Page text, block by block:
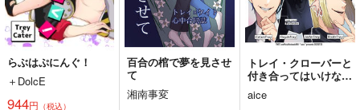
らぶはぷにんぐ！
＋DolcE
944円 （税込）
百合の棺で夢を見させ
て
湘南事変
トレイ・クローバーと
付き合ってはいけない
４Ｂ
aice